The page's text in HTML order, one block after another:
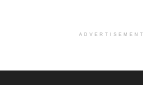
ADVERTISEMENT